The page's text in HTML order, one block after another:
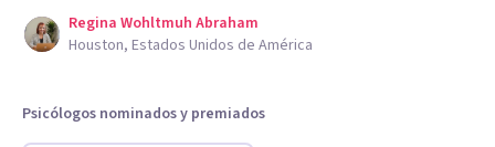
Regina Wohltmuh Abraham
Houston, Estados Unidos de América
Psicólogos nominados y premiados